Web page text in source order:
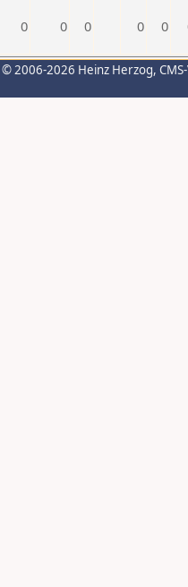
0 0 0 0 0
© 2006-2026 Heinz Herzog,